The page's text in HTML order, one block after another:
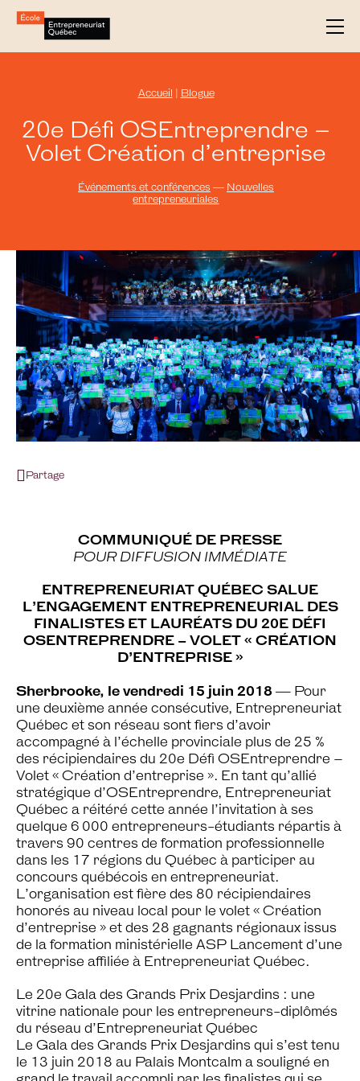
Accueil | Blogue
20e Défi OSEntreprendre –
Volet Création d’entreprise
Événements et conférences — Nouvelles
entrepreneuriales
Partage
COMMUNIQUÉ DE PRESSE
POUR DIFFUSION IMMÉDIATE
ENTREPRENEURIAT QUÉBEC SALUE
L’ENGAGEMENT ENTREPRENEURIAL DES
FINALISTES ET LAURÉATS DU 20E DÉFI
OSENTREPRENDRE – VOLET « CRÉATION
D’ENTREPRISE »
Sherbrooke, le vendredi 15 juin 2018 — Pour
une deuxième année consécutive, Entrepreneuriat
Québec et son réseau sont fiers d’avoir
accompagné à l’échelle provinciale plus de 25 %
des récipiendaires du 20e Défi OSEntreprendre –
Volet « Création d’entreprise ». En tant qu’allié
stratégique d’OSEntreprendre, Entrepreneuriat
Québec a réitéré cette année l’invitation à ses
quelque 6 000 entrepreneurs-étudiants répartis à
travers 90 centres de formation professionnelle
dans les 17 régions du Québec à participer au
concours québécois en entrepreneuriat.
L’organisation est fière des 80 récipiendaires
honorés au niveau local pour le volet « Création
d’entreprise » et des 28 gagnants régionaux issus
de la formation ministérielle ASP Lancement d’une
entreprise affiliée à Entrepreneuriat Québec.
Le 20e Gala des Grands Prix Desjardins : une
vitrine nationale pour les entrepreneurs-diplômés
du réseau d’Entrepreneuriat Québec
Le Gala des Grands Prix Desjardins qui s’est tenu
le 13 juin 2018 au Palais Montcalm a souligné en